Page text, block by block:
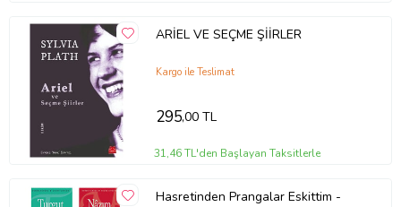
ARİEL VE SEÇME ŞİİRLER
Kargo ile Teslimat
295,00 TL
31,46 TL'den Başlayan Taksitlerle
Hasretinden Prangalar Eskittim -